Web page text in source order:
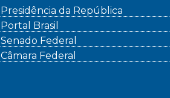
Presidência da República
Portal Brasil
Senado Federal
Câmara Federal